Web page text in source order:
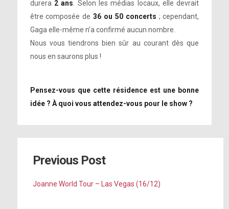
durera 2 ans . Selon les médias locaux, elle devrait
être composée de36 ou 50 concerts ; cependant,
Gaga elle-même n’a confirmé aucun nombre.
Nous vous tiendrons bien sûr au courant dès que
nous en saurons plus !
Pensez-vous que cette résidence est une bonne
idée ? À quoi vous attendez-vous pour le show ?
Previous Post
Joanne World Tour – Las Vegas (16/12)